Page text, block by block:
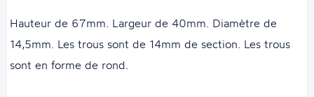
Hauteur de 67mm. Largeur de 40mm. Diamètre de
14,5mm. Les trous sont de 14mm de section. Les trous
sont en forme de rond.